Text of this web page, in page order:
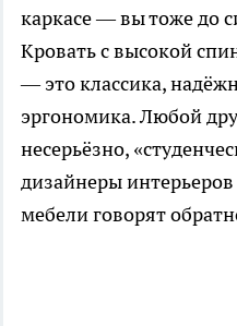
каркасе — вы тоже до
Кровать с высокой
— это классика,
эргономика. Любой
несерьёзно,
дизайнеры
мебели говорят